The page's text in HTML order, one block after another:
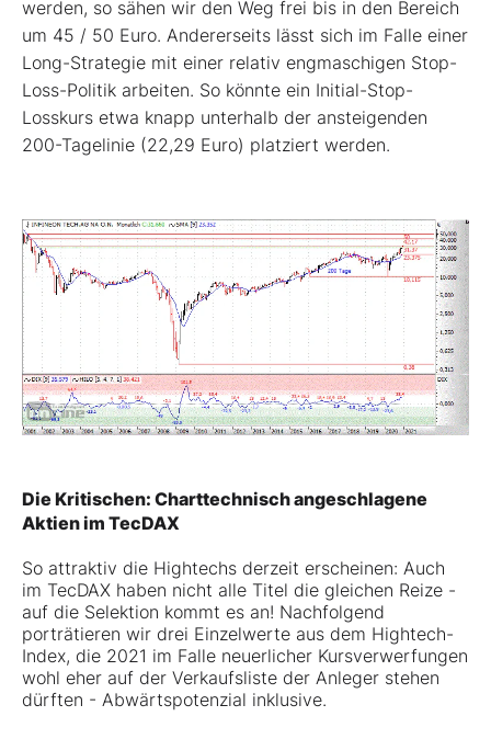
werden, so sähen wir den Weg frei bis in den Bereich
um 45 / 50 Euro. Andererseits lässt sich im Falle einer
Long-Strategie mit einer relativ engmaschigen Stop-
Loss-Politik arbeiten. So könnte ein Initial-Stop-
Losskurs etwa knapp unterhalb der ansteigenden
200-Tagelinie (22,29 Euro) platziert werden.
Die Kritischen: Charttechnisch angeschlagene
Aktien im TecDAX
So attraktiv die Hightechs derzeit erscheinen: Auch
im TecDAX haben nicht alle Titel die gleichen Reize -
auf die Selektion kommt es an! Nachfolgend
porträtieren wir drei Einzelwerte aus dem Hightech-
Index, die 2021 im Falle neuerlicher Kursverwerfungen
wohl eher auf der Verkaufsliste der Anleger stehen
dürften - Abwärtspotenzial inklusive.